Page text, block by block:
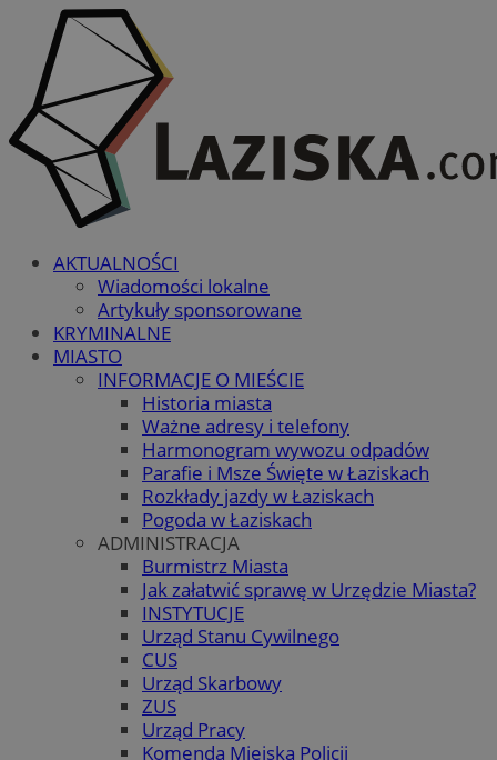
AKTUALNOŚCI
Wiadomości lokalne
Artykuły sponsorowane
KRYMINALNE
MIASTO
INFORMACJE O MIEŚCIE
Historia miasta
Ważne adresy i telefony
Harmonogram wywozu odpadów
Parafie i Msze Święte w Łaziskach
Rozkłady jazdy w Łaziskach
Pogoda w Łaziskach
ADMINISTRACJA
Burmistrz Miasta
Jak załatwić sprawę w Urzędzie Miasta?
INSTYTUCJE
Urząd Stanu Cywilnego
CUS
Urząd Skarbowy
ZUS
Urząd Pracy
Komenda Miejska Policji